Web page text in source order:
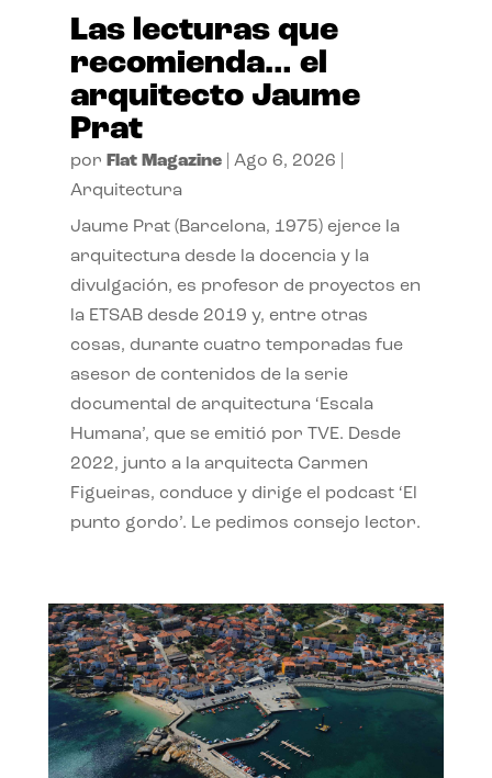
Las lecturas que
recomienda… el
arquitecto Jaume
Prat
por Flat Magazine| Ago 6, 2026
Arquitectura
Jaume Prat (Barcelona, 1975) ejerce la
arquitectura desde la docencia y la
divulgación, es profesor de proyectos en
la ETSAB desde 2019 y, entre otras
cosas, durante cuatro temporadas fue
asesor de contenidos de la serie
documental de arquitectura ‘Escala
Humana’, que se emitió por TVE. Desde
2022, junto a la arquitecta Carmen
Figueiras, conduce y dirige el podcast ‘El
punto gordo’. Le pedimos consejo lector.